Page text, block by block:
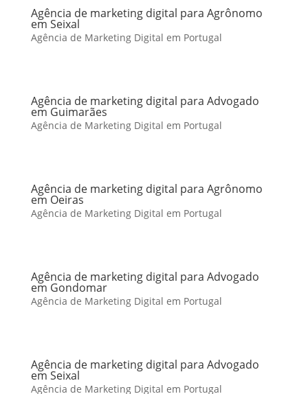
Agência de marketing digital para Agrônomo
em Seixal
Agência de Marketing Digital em Portugal
Agência de marketing digital para Advogado
em Guimarães
Agência de Marketing Digital em Portugal
Agência de marketing digital para Agrônomo
em Oeiras
Agência de Marketing Digital em Portugal
Agência de marketing digital para Advogado
em Gondomar
Agência de Marketing Digital em Portugal
Agência de marketing digital para Advogado
em Seixal
Agência de Marketing Digital em Portugal